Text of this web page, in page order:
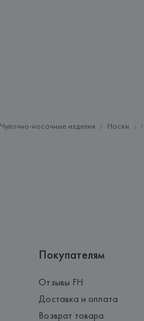
Чулочно-носочные изделия Носки
Покупателям
Отзывы FH
Доставка и оплата
Возврат товара